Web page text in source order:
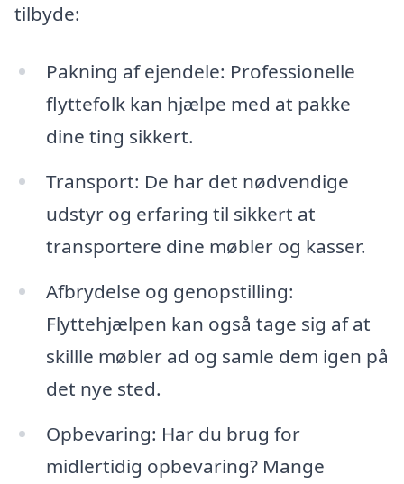
tilbyde:
Pakning af ejendele: Professionelle
flyttefolk kan hjælpe med at pakke
dine ting sikkert.
Transport: De har det nødvendige
udstyr og erfaring til sikkert at
transportere dine møbler og kasser.
Afbrydelse og genopstilling:
Flyttehjælpen kan også tage sig af at
skillle møbler ad og samle dem igen på
det nye sted.
Opbevaring: Har du brug for
midlertidig opbevaring? Mange